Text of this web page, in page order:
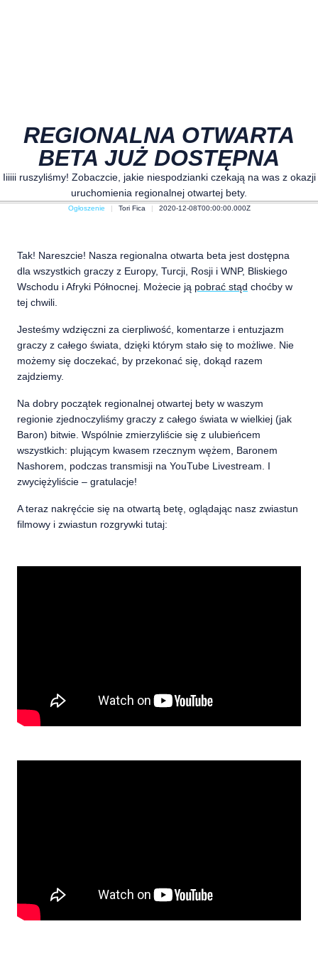
REGIONALNA OTWARTA
BETA JUŻ DOSTĘPNA
Iiiiii ruszyliśmy! Zobaczcie, jakie niespodzianki czekają na was z okazji
uruchomienia regionalnej otwartej bety.
Ogłoszenie Tori Fica 2020-12-08T00:00:00.000Z
Tak! Nareszcie! Nasza regionalna otwarta beta jest dostępna
dla wszystkich graczy z Europy, Turcji, Rosji i WNP, Bliskiego
Wschodu i Afryki Północnej. Możecie ją pobrać stąd choćby w
tej chwili.
Jesteśmy wdzięczni za cierpliwość, komentarze i entuzjazm
graczy z całego świata, dzięki którym stało się to możliwe. Nie
możemy się doczekać, by przekonać się, dokąd razem
zajdziemy.
Na dobry początek regionalnej otwartej bety w waszym
regionie zjednoczyliśmy graczy z całego świata w wielkiej (jak
Baron) bitwie. Wspólnie zmierzyliście się z ulubieńcem
wszystkich: plującym kwasem rzecznym wężem, Baronem
Nashorem, podczas transmisji na YouTube Livestream. I
zwyciężyliście – gratulacje!
A teraz nakręćcie się na otwartą betę, oglądając nasz zwiastun
filmowy i zwiastun rozgrywki tutaj: